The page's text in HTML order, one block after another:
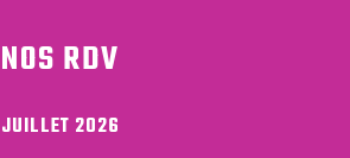
NOS RDV
JUILLET 2026